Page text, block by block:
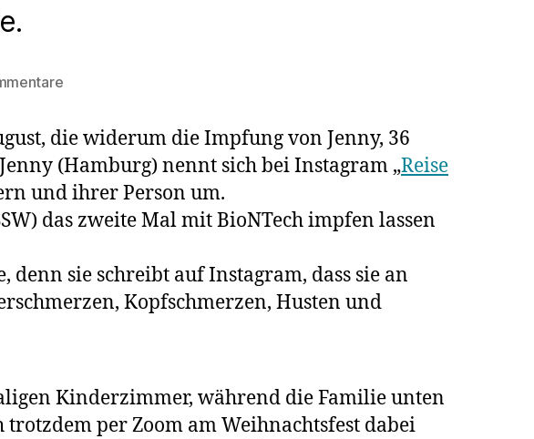
zu
aus
Hamburg
lässt
sich
Schwangerschaft
impfen
an
Corona
die widerum die Impfung von Jenny, 36
(Hamburg) nennt sich bei Instagram „Reise
und ihrer Person um.
das zweite Mal mit BioNTech impfen lassen
sie schreibt auf Instagram, dass sie an
Kopfschmerzen, Husten und
Kinderzimmer, während die Familie unten
per Zoom am Weihnachtsfest dabei